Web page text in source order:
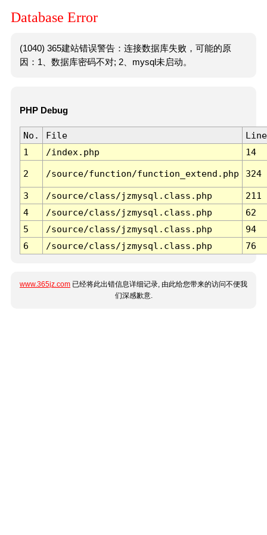
Database Error
(1040) 365建站错误警告：连接数据库失败，可能的原
因：1、数据库密码不对; 2、mysql未启动。
PHP Debug
No. File
Line
1
/index.php 14
2 /source/function/function_extend.php 324
3 /source/class/jzmysql.class.php
211
4
/source/class/jzmysql.class.php
62
5
/source/class/jzmysql.class.php
94
6
/source/class/jzmysql.class.php 76
www.365jz.com 已经将此出错信息详细记录, 由此给您带来的访问不便我
们深感歉意.